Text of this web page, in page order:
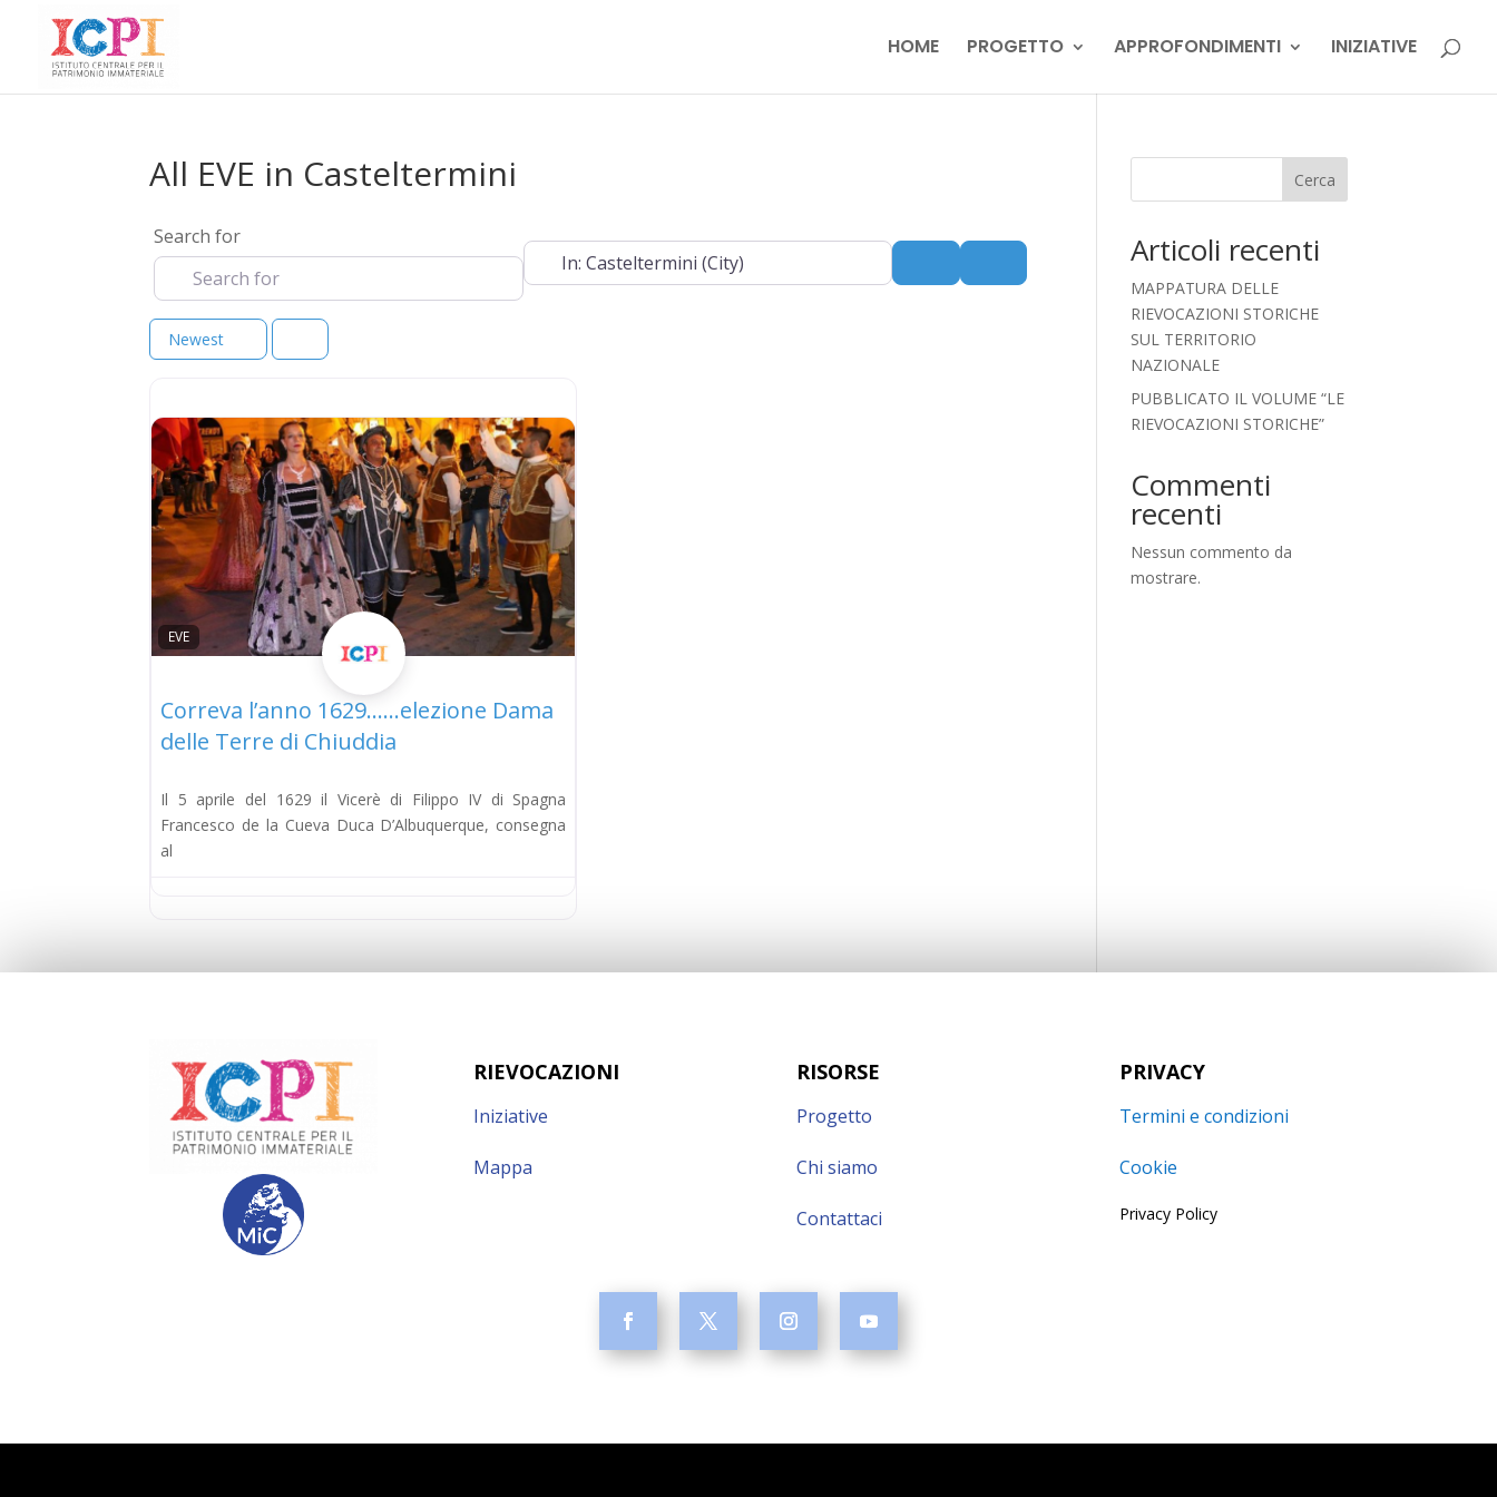
HOME PROGETTO APPROFONDIMENTI INIZIATIVE
All EVE in Casteltermini
Search for
Near Advanced Filters
Newest
EVE
Correva l’anno 1629……elezione Dama
delle Terre di Chiuddia
Il 5 aprile del 1629 il Vicerè di Filippo IV di Spagna
Francesco de la Cueva Duca D’Albuquerque, consegna
al
Cerca
Articoli recenti
MAPPATURA DELLE
RIEVOCAZIONI STORICHE
SUL TERRITORIO
NAZIONALE
PUBBLICATO IL VOLUME “LE
RIEVOCAZIONI STORICHE”
Commenti
recenti
Nessun commento da
mostrare.
RIEVOCAZIONI
Iniziative
Mappa
RISORSE
Progetto
Chi siamo
Contattaci
PRIVACY
Termini e condizioni
Cookie
Privacy Policy